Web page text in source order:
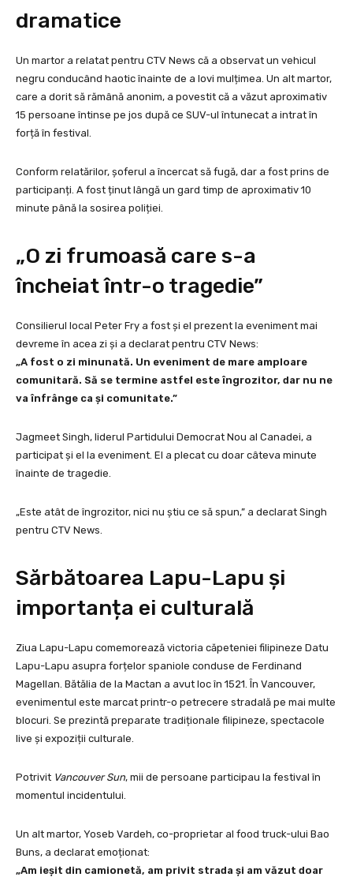
dramatice
Un martor a relatat pentru CTV News că a observat un vehicul
negru conducând haotic înainte de a lovi mulțimea. Un alt martor,
care a dorit să rămână anonim, a povestit că a văzut aproximativ
15 persoane întinse pe jos după ce SUV-ul întunecat a intrat în
forță în festival.
Conform relatărilor, șoferul a încercat să fugă, dar a fost prins de
participanți. A fost ținut lângă un gard timp de aproximativ 10
minute până la sosirea poliției.
„O zi frumoasă care s-a
încheiat într-o tragedie”
Consilierul local Peter Fry a fost și el prezent la eveniment mai
devreme în acea zi și a declarat pentru CTV News:
„A fost o zi minunată. Un eveniment de mare amploare
comunitară. Să se termine astfel este îngrozitor, dar nu ne
va înfrânge ca și comunitate.”
Jagmeet Singh, liderul Partidului Democrat Nou al Canadei, a
participat și el la eveniment. El a plecat cu doar câteva minute
înainte de tragedie.
„Este atât de îngrozitor, nici nu știu ce să spun,” a declarat Singh
pentru CTV News.
Sărbătoarea Lapu-Lapu și
importanța ei culturală
Ziua Lapu-Lapu comemorează victoria căpeteniei filipineze Datu
Lapu-Lapu asupra forțelor spaniole conduse de Ferdinand
Magellan. Bătălia de la Mactan a avut loc în 1521. În Vancouver,
evenimentul este marcat printr-o petrecere stradală pe mai multe
blocuri. Se prezintă preparate tradiționale filipineze, spectacole
live și expoziții culturale.
Potrivit Vancouver Sun, mii de persoane participau la festival în
momentul incidentului.
Un alt martor, Yoseb Vardeh, co-proprietar al food truck-ului Bao
Buns, a declarat emoționat:
„Am ieșit din camionetă, am privit strada și am văzut doar